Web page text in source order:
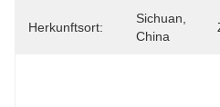
Herkunftsort:
Sichuan,
China